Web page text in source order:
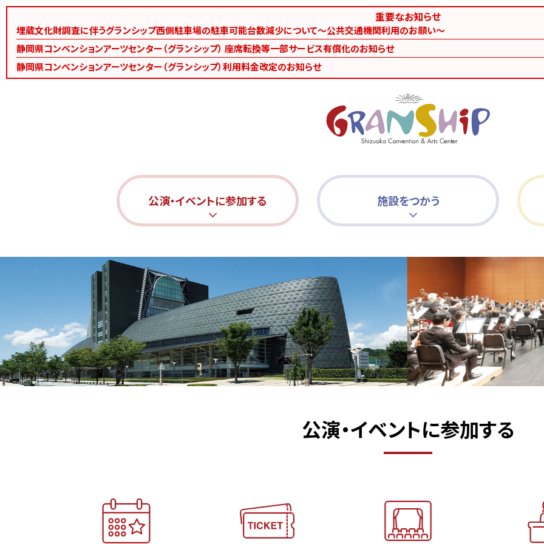
重要なお知らせ
埋蔵文化財調査に伴うグランシップ西側駐車場の駐車可能台数減少について～公共交通機関利用のお願い～
静岡県コンベンションアーツセンター（グランシップ） 座席転換等一部サービス有償化のお知らせ
静岡県コンベンションアーツセンター（グランシップ）利用料金改定のお知らせ
公演・イベントに参加する 施設をつかう
公演・イベントに参加する